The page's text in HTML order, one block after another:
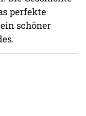
perfekte
schöner